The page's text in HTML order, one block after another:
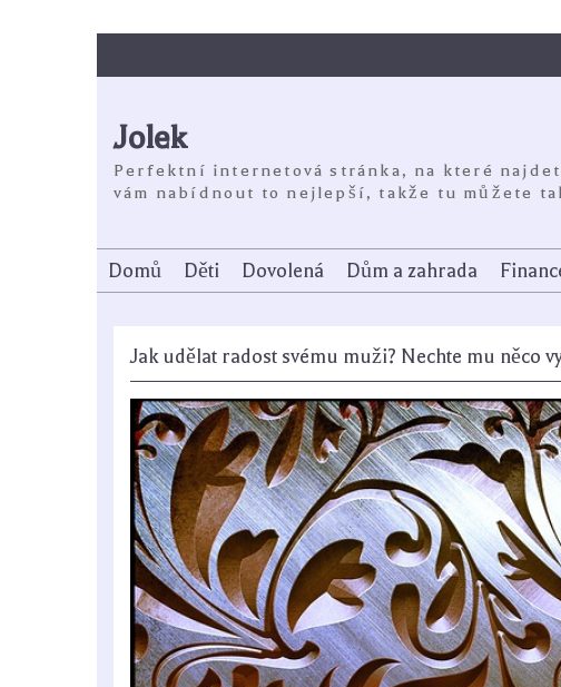
Jolek
Perfektní internetová stránka, na které
vám nabídnout to nejlepší, takže tu můžete
Domů Děti Dovolená Dům a zahrada
Jak udělat radost svému muži? Nechte mu něco